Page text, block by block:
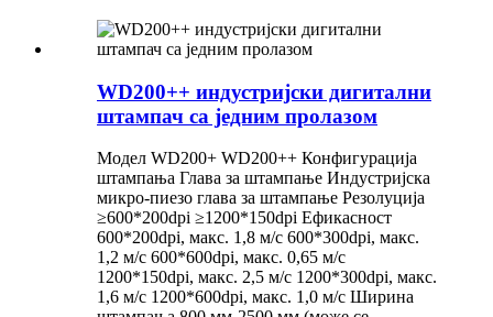
WD200++ индустријски дигитални
штампач са једним пролазом
Модел WD200+ WD200++ Конфигурација
штампања Глава за штампање Индустријска
микро-пиезо глава за штампање Резолуција
≥600*200dpi ≥1200*150dpi Ефикасност
600*200dpi, макс. 1,8 м/с 600*300dpi, макс.
1,2 м/с 600*600dpi, макс. 0,65 м/с
1200*150dpi, макс. 2,5 м/с 1200*300dpi, макс.
1,6 м/с 1200*600dpi, макс. 1,0 м/с Ширина